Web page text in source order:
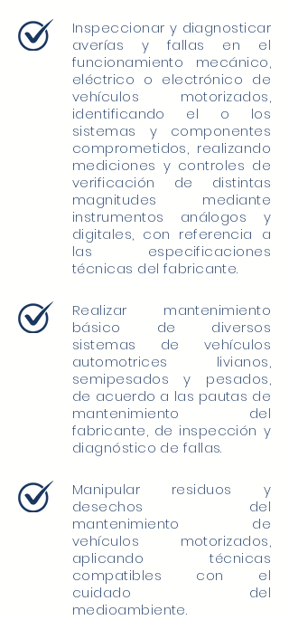
Inspeccionar y diagnosticar
averías y fallas en el
funcionamiento mecánico,
eléctrico o electrónico de
vehículos motorizados,
identificando el o los
sistemas y componentes
comprometidos, realizando
mediciones y controles de
verificación de distintas
magnitudes mediante
instrumentos análogos y
digitales, con referencia a
las especificaciones
técnicas del fabricante.
Realizar mantenimiento
básico de diversos
sistemas de vehículos
automotrices livianos,
semipesados y pesados,
de acuerdo a las pautas de
mantenimiento del
fabricante, de inspección y
diagnóstico de fallas.
Manipular residuos y
desechos del
mantenimiento de
vehículos motorizados,
aplicando técnicas
compatibles con el
cuidado del
medioambiente.